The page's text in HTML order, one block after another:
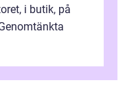
i butik, på